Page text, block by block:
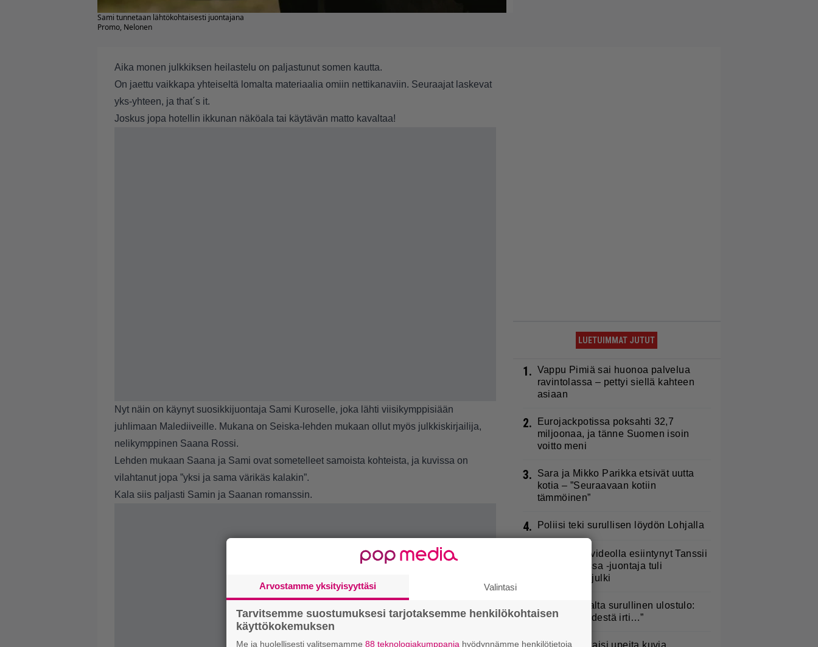
Sami tunnetaan lähtökohtaisesti juontajana
Promo, Nelonen
Aika monen julkkiksen heilastelu on paljastunut somen kautta.
On jaettu vaikkapa yhteiseltä lomalta materiaalia omiin nettikanaviin. Seuraajat laskevat
yks-yhteen, ja that´s it.
Joskus jopa hotellin ikkunan näköala tai käytävän matto kavaltaa!
Nyt näin on käynyt suosikkijuontaja Sami Kuroselle, joka lähti viisikymppisiään
juhlimaan Malediiveille. Mukana on Seiska-lehden mukaan ollut myös julkkiskirjailija,
nelikymppinen Saana Rossi.
Lehden mukaan Saana ja Sami ovat sometelleet samoista kohteista, ja kuvissa on
vilahtanut jopa ”yksi ja sama värikäs kalakin”.
Kala siis paljasti Samin ja Saanan romanssin.
LUETUIMMAT JUTUT
1. Vappu Pimiä sai huonoa palvelua
ravintolassa – pettyi siellä kahteen
asiaan
2.
Eurojackpotissa poksahti 32,7
miljoonaa, ja tänne Suomen isoin
voitto meni
3.
Sara ja Mikko Parikka etsivät uutta
kotia – ”Seuraavaan kotiin
tämmöinen”
4. Poliisi teki surullisen löydön Lohjalla
IS: Mysteerivideolla esiintynyt Tanssii
tähtien kanssa -juontaja tuli
kasvoillaan julki
6.
Pippa Laukalta surullinen ulostulo:
”Päästää kädestä irti…”
Diandra julkaisi upeita kuvia
Arvostamme yksityisyyttäsi Valintasi
Tarvitsemme suostumuksesi tarjotaksemme henkilökohtaisen
käyttökokemuksen
Me ja huolellisesti valitsemamme 88 teknologiakumppania hyödynnämme henkilötietoja